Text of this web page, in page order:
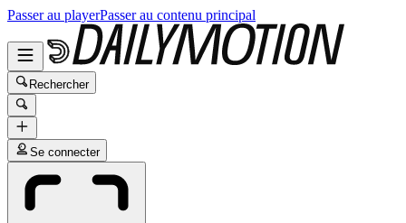
Passer au playerPasser au contenu principal
Rechercher
Se connecter